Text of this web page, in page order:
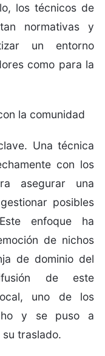
los técnicos de
normativas y
un entorno
como para la
la comunidad
Una técnica
con los
asegurar una
posibles
enfoque ha
de nichos
de dominio del
de este
uno de los
y se puso a
traslado.